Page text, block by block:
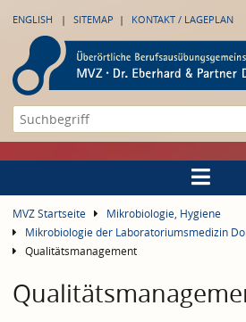
ENGLISH SITEMAP KONTAKT / LAGEPLAN
MVZ Startseite
Mikrobiologie, Hygiene
Mikrobiologie der Laboratoriumsmedizin
Qualitätsmanagement